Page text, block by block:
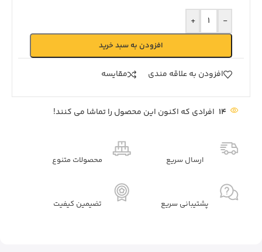
-
+
افزودن به سبد خرید
افزودن به علاقه مندی مقايسه
14 افرادی که اکنون این محصول را تماشا می کنند!
ارسال سریع محصولات متنوع
پشتیبانی سریع تضیمین کیفیت